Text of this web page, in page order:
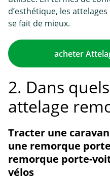
d’esthétique, les
se fait de mieux.
acheter
2. Dans
attelage
Tracter une
une remorque
remorque porte-
vélos